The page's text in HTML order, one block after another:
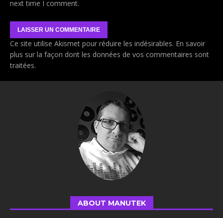
next time I comment.
Ce site utilise Akismet pour réduire les indésirables. En savoir
plus sur la façon dont les données de vos commentaires sont
traitées.
ABOUT MANUTEK